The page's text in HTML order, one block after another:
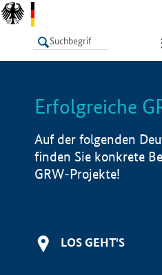
LISTE
Erfolgreiche
Auf der folgenden
finden Sie konkrete
GRW-Projekte!
LOS GEHT'S